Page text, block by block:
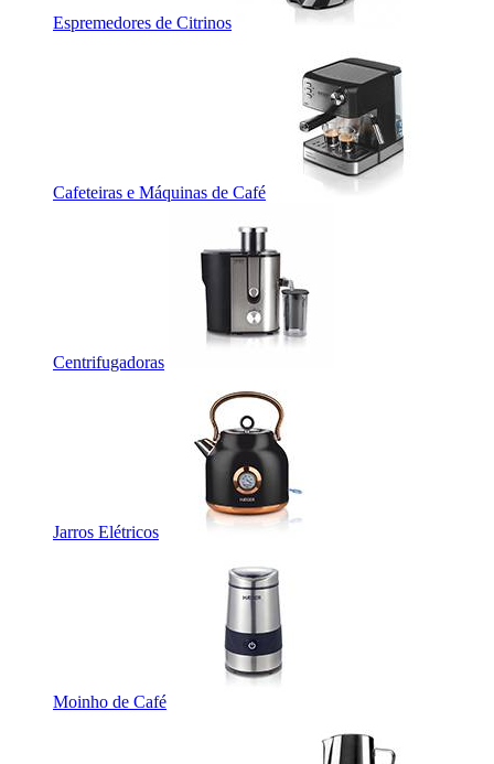
Espremedores de Citrinos
Cafeteiras e Máquinas de Café
Centrifugadoras
Jarros Elétricos
Moinho de Café